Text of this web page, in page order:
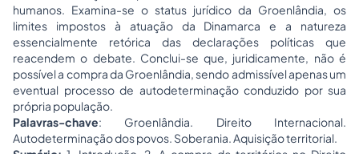
humanos. Examina-se o status jurídico da Groenlândia, os
limites impostos à atuação da Dinamarca e a natureza
essencialmente retórica das declarações políticas que
reacendem o debate. Conclui-se que, juridicamente, não é
possível a compra da Groenlândia, sendo admissível apenas um
eventual processo de autodeterminação conduzido por sua
própria população.
Palavras-chave: Groenlândia. Direito Internacional.
Autodeterminação dos povos. Soberania. Aquisição territorial.